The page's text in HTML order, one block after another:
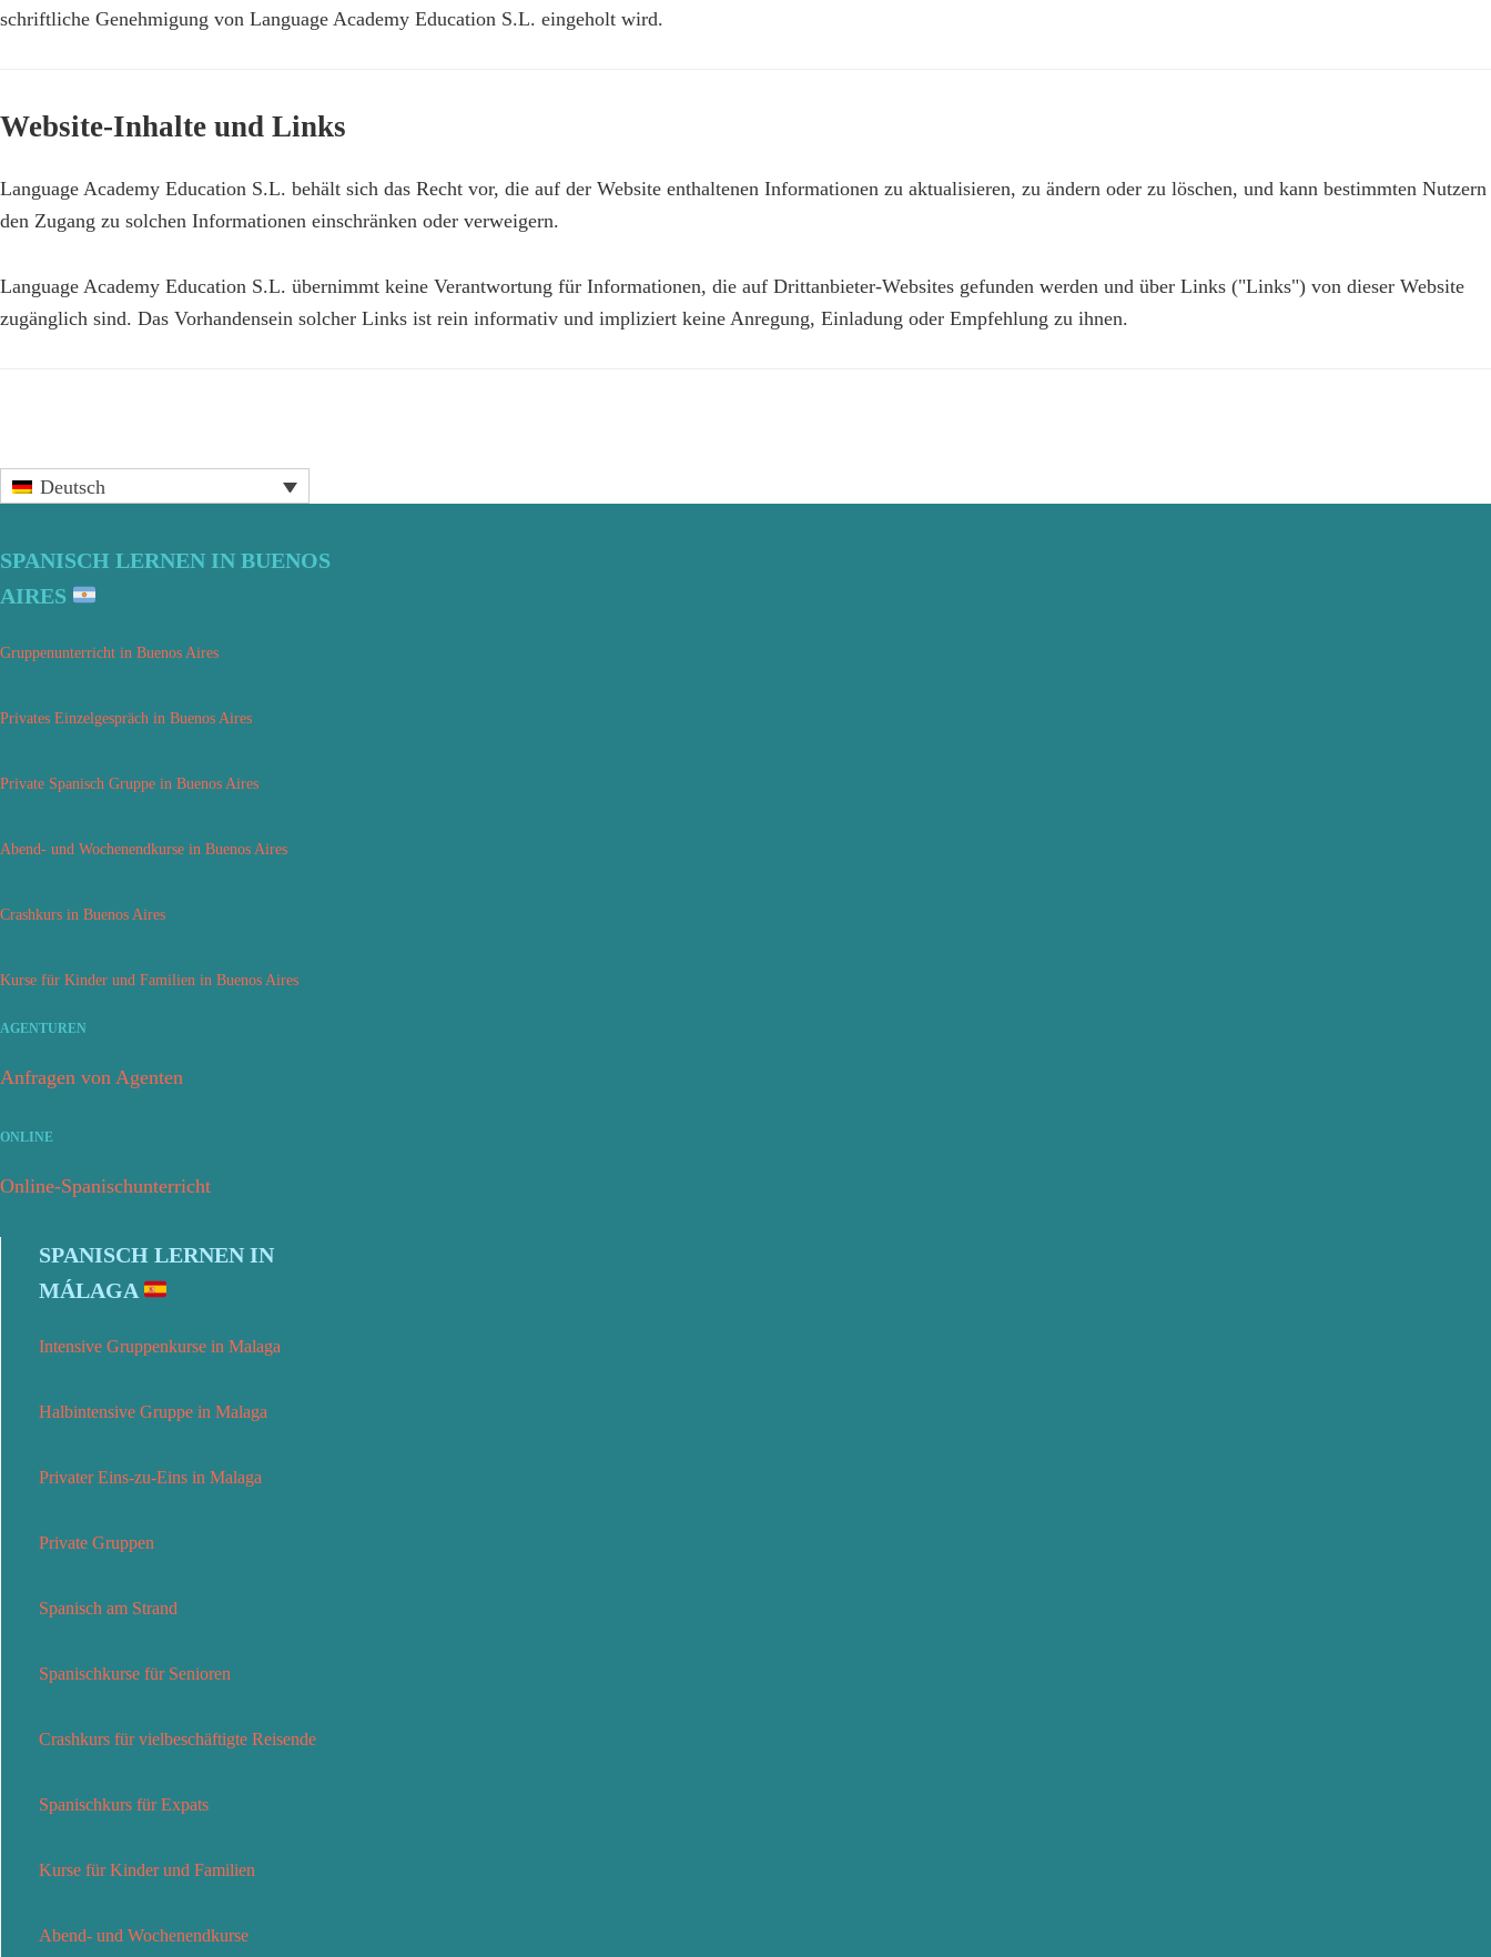
schriftliche Genehmigung von Language Academy Education S.L. eingeholt wird.
Website-Inhalte und Links
Language Academy Education S.L. behält sich das Recht vor, die auf der Website enthaltenen Informationen zu aktualisieren, zu ändern oder zu löschen, und kann bestimmten Nutzern
den Zugang zu solchen Informationen einschränken oder verweigern.
Language Academy Education S.L. übernimmt keine Verantwortung für Informationen, die auf Drittanbieter-Websites gefunden werden und über Links ("Links") von dieser Website
zugänglich sind. Das Vorhandensein solcher Links ist rein informativ und impliziert keine Anregung, Einladung oder Empfehlung zu ihnen.
Seitenspalte
Deutsch
SPANISCH LERNEN IN BUENOS
AIRES
Gruppenunterricht in Buenos Aires
Privates Einzelgespräch in Buenos Aires
Private Spanisch Gruppe in Buenos Aires
Abend- und Wochenendkurse in Buenos Aires
Crashkurs in Buenos Aires
Kurse für Kinder und Familien in Buenos Aires
AGENTUREN
Anfragen von Agenten
ONLINE
Online-Spanischunterricht
SPANISCH LERNEN IN
MÁLAGA
Intensive Gruppenkurse in Malaga
Halbintensive Gruppe in Malaga
Privater Eins-zu-Eins in Malaga
Private Gruppen
Spanisch am Strand
Spanischkurse für Senioren
Crashkurs für vielbeschäftigte Reisende
Spanischkurs für Expats
Kurse für Kinder und Familien
Abend- und Wochenendkurse